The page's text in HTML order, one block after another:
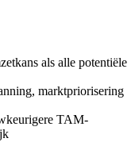
als alle potentiële
marktpriorisering
TAM-